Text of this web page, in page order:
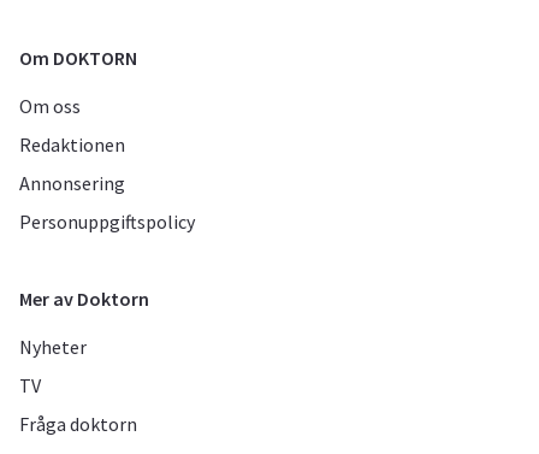
Om DOKTORN
Om oss
Redaktionen
Annonsering
Personuppgiftspolicy
Mer av Doktorn
Nyheter
TV
Fråga doktorn